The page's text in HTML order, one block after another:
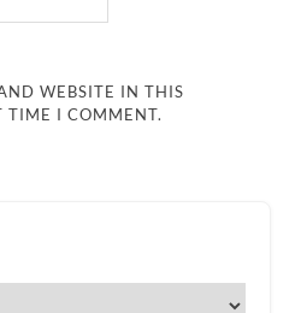
WEBSITE IN THIS
TIME I COMMENT.